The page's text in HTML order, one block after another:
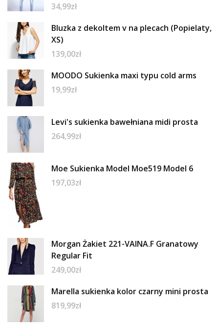
34,99zł
Bluzka z dekoltem v na plecach (Popielaty,
XS)
139,00zł
MOODO Sukienka maxi typu cold arms
19,99zł
Levi's sukienka bawełniana midi prosta
264,99zł
Moe Sukienka Model Moe519 Model 6
197,03zł
Morgan Żakiet 221-VAINA.F Granatowy
Regular Fit
249,00zł
Marella sukienka kolor czarny mini prosta
819,99zł